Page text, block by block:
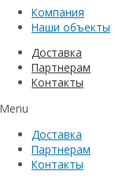
Компания
Наши объекты
Доставка
Партнерам
Контакты
Menu
Доставка
Партнерам
Контакты